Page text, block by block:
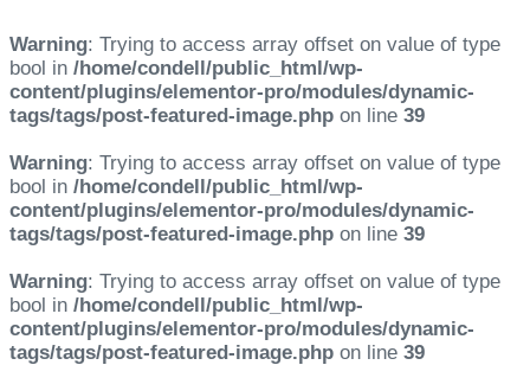
Warning: Trying to access array offset on value of type
bool in /home/condell/public_html/wp-
content/plugins/elementor-pro/modules/dynamic-
tags/tags/post-featured-image.php on line 39
Warning: Trying to access array offset on value of type
bool in /home/condell/public_html/wp-
content/plugins/elementor-pro/modules/dynamic-
tags/tags/post-featured-image.php on line 39
Warning: Trying to access array offset on value of type
bool in /home/condell/public_html/wp-
content/plugins/elementor-pro/modules/dynamic-
tags/tags/post-featured-image.php on line 39